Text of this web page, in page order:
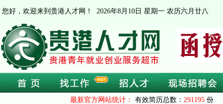
您好，欢迎来到贵港人才网！ 2026年8月10日 星期一 农历六月廿八
最新官方网站统计： 有效简历总数： 291195 份